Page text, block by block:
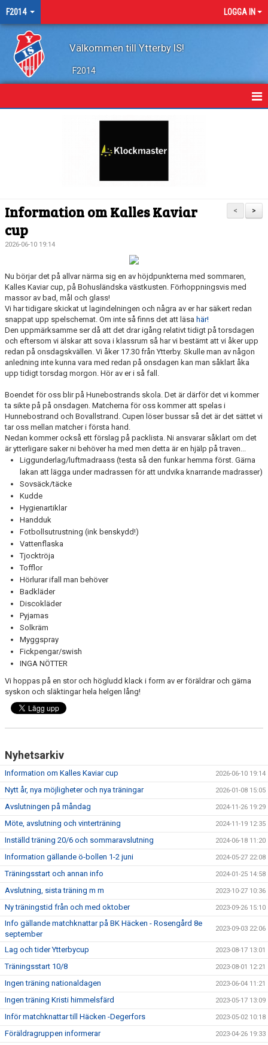
F2014 LOGGA IN
Välkommen till Ytterby IS!
F2014
DOKUMENT
KONTAKT
>
<
Information om Kalles Kaviar
cup
2026-06-10 19:14
Nu börjar det på allvar närma sig en av höjdpunkterna med sommaren,
Kalles Kaviar cup, på Bohusländska västkusten. Förhoppningsvis med
massor av bad, mål och glass!
Vi har tidigare skickat ut lagindelningen och några av er har säkert redan
snappat upp spelschemat. Om inte så finns det att läsa här!
Den uppmärksamme ser då att det drar igång relativt tidigt på torsdagen
och eftersom vi älskar att sova i klassrum så har vi bestämt att vi åker upp
redan på onsdagskvällen. Vi åker 17.30 från Ytterby. Skulle man av någon
anledning inte kunna vara med redan på onsdagen kan man såklart åka
upp tidigt torsdag morgon. Hör av er i så fall.
Boendet för oss blir på Hunebostrands skola. Det är därför det vi kommer
ta sikte på på onsdagen. Matcherna för oss kommer att spelas i
Hunnebostrand och Bovallstrand. Cupen löser bussar så det är det sättet vi
tar oss mellan matcher i första hand.
Nedan kommer också ett förslag på packlista. Ni ansvarar såklart om det
är ytterligare saker ni behöver ha med men detta är en hjälp på traven...
Liggunderlag/luftmadraass (testa så den funkar hemma först. Gärna
lakan att lägga under madrassen för att undvika knarrande madrasser)
Sovsäck/täcke
Kudde
Hygienartiklar
Handduk
Fotbollsutrustning (ink benskydd!)
Vattenflaska
Tjocktröja
Tofflor
Hörlurar ifall man behöver
Badkläder
Discokläder
Pyjamas
Solkräm
Myggspray
Fickpengar/swish
INGA NÖTTER
Vi hoppas på en stor och högludd klack i form av er föräldrar och gärna
syskon och släktingar hela helgen lång!
Nyhetsarkiv
Information om Kalles Kaviar cup 2026-06-10 19:14
Nytt år, nya möjligheter och nya träningar 2026-01-08 15:05
Avslutningen på måndag 2024-11-26 19:29
Möte, avslutning och vinterträning 2024-11-19 12:35
Inställd träning 20/6 och sommaravslutning 2024-06-18 11:20
Information gällande ö-bollen 1-2 juni 2024-05-27 22:08
Träningsstart och annan info 2024-01-25 14:58
Avslutning, sista träning m m 2023-10-27 10:36
Ny träningstid från och med oktober 2023-09-26 15:10
Info gällande matchknattar på BK Häcken - Rosengård 8e
september
2023-09-03 22:06
Lag och tider Ytterbycup 2023-08-17 13:01
Träningsstart 10/8 2023-08-01 12:21
Ingen träning nationaldagen 2023-06-04 11:21
Ingen träning Kristi himmelsfärd 2023-05-17 13:09
Inför matchknattar till Häcken -Degerfors 2023-05-02 10:18
Föräldragruppen informerar 2023-04-26 19:33